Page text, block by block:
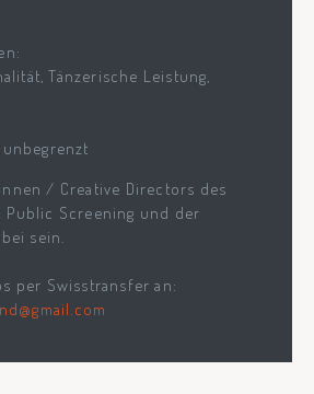
Tänzerische Leistung,
/ Creative Directors des
Public Screening und der
sein.
per Swisstransfer an: